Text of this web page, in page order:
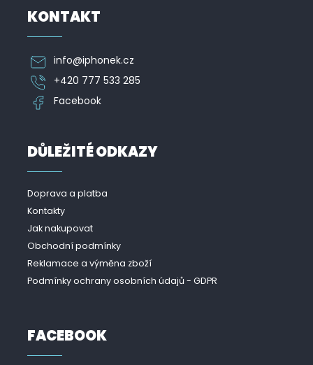
KONTAKT
info@iphonek.cz
+420 777 533 285
Facebook
DŮLEŽITÉ ODKAZY
Doprava a platba
Kontakty
Jak nakupovat
Obchodní podmínky
Reklamace a výměna zboží
Podmínky ochrany osobních údajů - GDPR
FACEBOOK